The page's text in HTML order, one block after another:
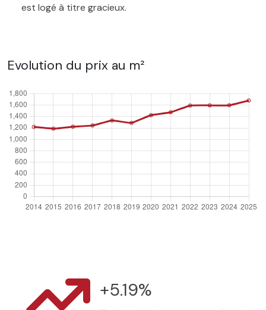
est logé à titre gracieux.
Evolution du prix au m²
+5.19%